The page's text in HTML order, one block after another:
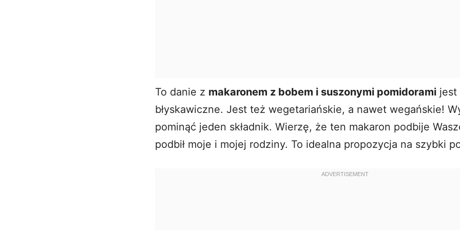
To danie z makaronem z bobem i suszonymi pomidorami jest
błyskawiczne. Jest też wegetariańskie, a nawet wegańskie!
pominąć jeden składnik. Wierzę, że ten makaron podbije
podbił moje i mojej rodziny. To idealna propozycja na szybki